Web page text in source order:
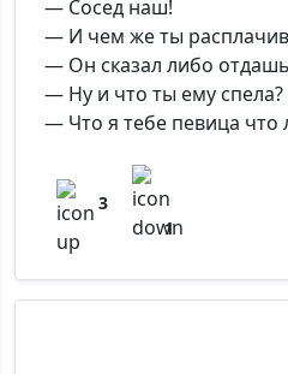
— Сосед наш!
— И чем же ты
— Он сказал либо
— Ну и что ты ему спела?
— Что я тебе певица что
3
1